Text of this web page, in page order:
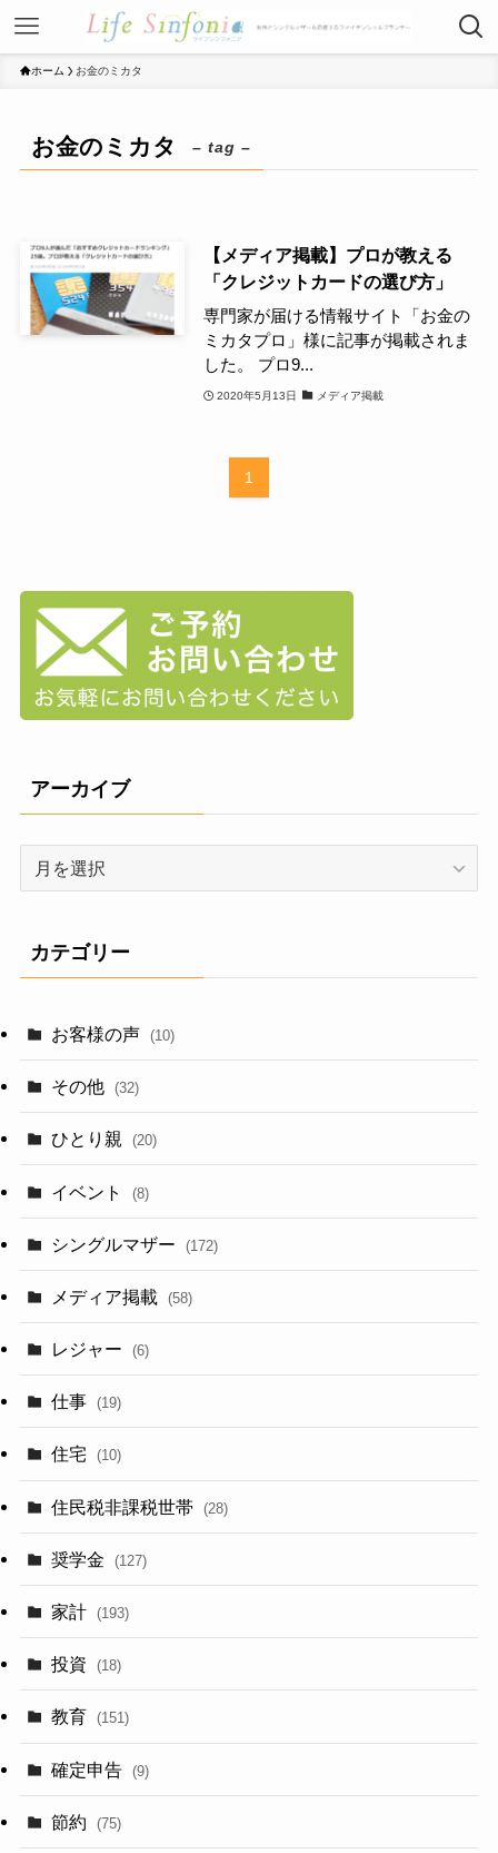
ホーム お金のミカタ
お金のミカタ – tag –
【メディア掲載】プロが教える
「クレジットカードの選び方」
専門家が届ける情報サイト「お金の
ミカタプロ」様に記事が掲載されま
した。 プロ9...
2020年5月13日 メディア掲載
1
アーカイブ
ブ
カテゴリー
お客様の声 (10)
その他 (32)
ひとり親 (20)
イベント (8)
シングルマザー (172)
メディア掲載 (58)
レジャー (6)
仕事 (19)
住宅 (10)
住民税非課税世帯 (28)
奨学金 (127)
家計 (193)
投資 (18)
教育 (151)
確定申告 (9)
節約 (75)